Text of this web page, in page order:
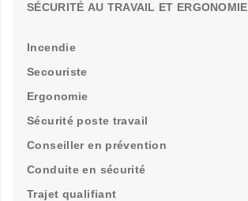
SÉCURITÉ AU TRAVAIL ET ERGONOMIE
Incendie
Secouriste
Ergonomie
Sécurité poste travail
Conseiller en prévention
Conduite en sécurité
Trajet qualifiant